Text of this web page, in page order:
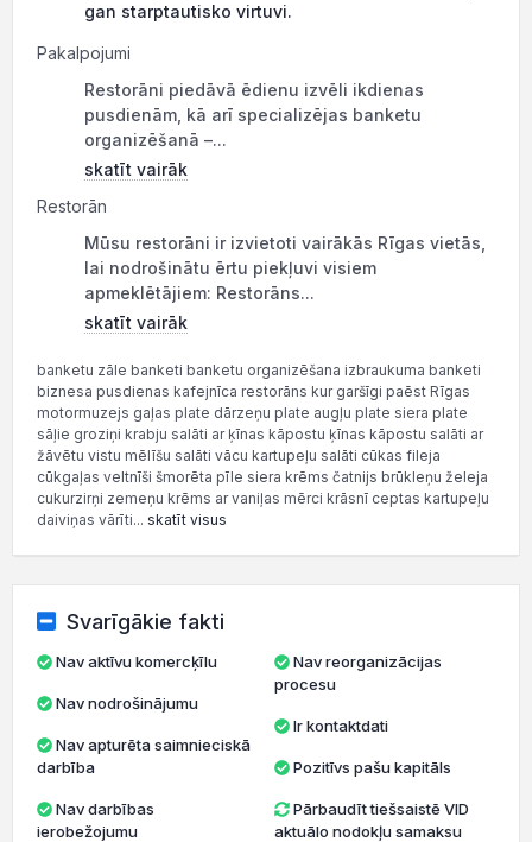
gan starptautisko virtuvi.
Pakalpojumi
Restorāni piedāvā ēdienu izvēli ikdienas
pusdienām, kā arī specializējas banketu
organizēšanā –...
skatīt vairāk
Restorān
Mūsu restorāni ir izvietoti vairākās Rīgas vietās,
lai nodrošinātu ērtu piekļuvi visiem
apmeklētājiem: Restorāns...
skatīt vairāk
banketu zāle banketi banketu organizēšana izbraukuma banketi
biznesa pusdienas kafejnīca restorāns kur garšīgi paēst Rīgas
motormuzejs gaļas plate dārzeņu plate augļu plate siera plate
sāļie groziņi krabju salāti ar ķīnas kāpostu ķīnas kāpostu salāti ar
žāvētu vistu mēlīšu salāti vācu kartupeļu salāti cūkas fileja
cūkgaļas veltnīši šmorēta pīle siera krēms čatnijs brūkleņu želeja
cukurzirņi zemeņu krēms ar vaniļas mērci krāsnī ceptas kartupeļu
daiviņas vārīti... skatīt visus
Svarīgākie fakti
Nav aktīvu komercķīlu
Nav nodrošinājumu
darbība
ierobežojumu
Nav reorganizācijas
procesu
Ir kontaktdati
Pozitīvs pašu kapitāls
Pārbaudīt tiešsaistē VID
aktuālo nodokļu samaksu